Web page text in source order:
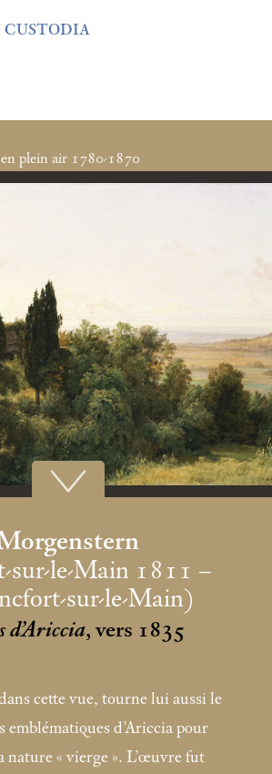
key "var_mode" in
CUSTODIA
plein air 1780-1870
sur-le-Main 1811 –
sur-le-Main)
d’Ariccia, vers 1835
cette vue, tourne lui aussi le
emblématiques d’Ariccia pour
nature « vierge ». L’œuvre fut